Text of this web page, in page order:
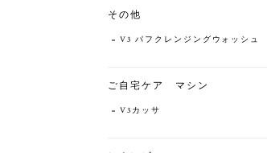
その他
V3 パフクレンジングウォッシュ
ご自宅ケア マシン
V3カッサ